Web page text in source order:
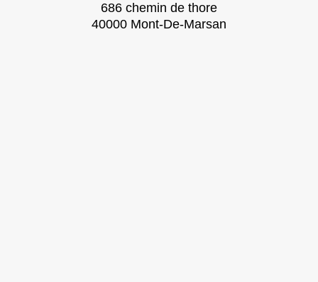
686 chemin de thore
40000 Mont-De-Marsan